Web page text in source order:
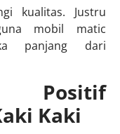
kualitas. Justru
mobil matic
panjang dari
Kaki